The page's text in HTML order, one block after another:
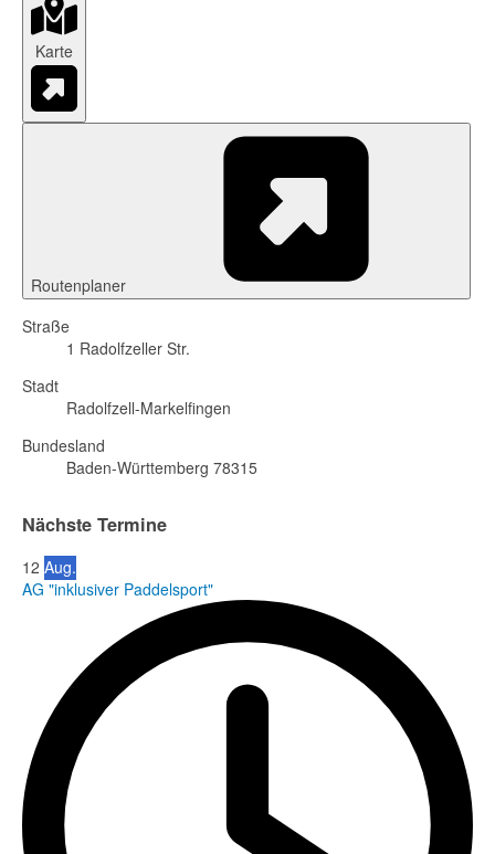
Karte
Routenplaner
Straße
1 Radolfzeller Str.
Stadt
Radolfzell-Markelfingen
Bundesland
Baden-Württemberg 78315
Nächste Termine
12 Aug.
AG "inklusiver Paddelsport"